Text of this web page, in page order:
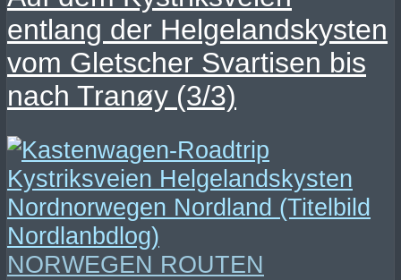
entlang der Helgelandskysten
vom Gletscher Svartisen bis
nach Tranøy (3/3)
NORWEGEN ROUTEN